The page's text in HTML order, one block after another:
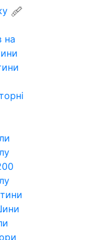
на